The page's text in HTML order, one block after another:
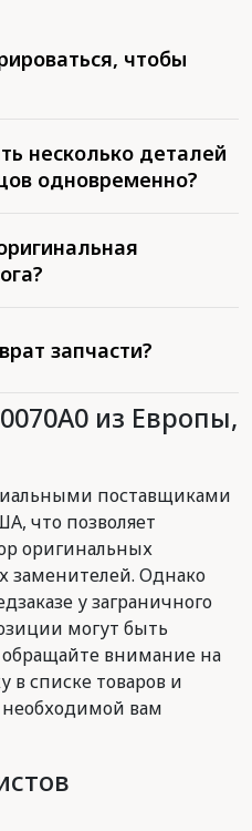
чтобы
несколько деталей
одновременно?
запчасти?
из Европы,
поставщиками
что позволяет
оригинальных
заменителей. Однако
у заграничного
могут быть
внимание на
в списке товаров и
необходимой вам